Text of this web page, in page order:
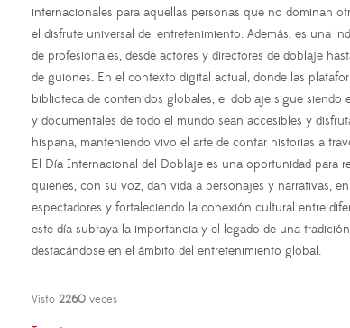
internacionales para aquellas personas que no dominan
el disfrute universal del entretenimiento. Además, es una
de profesionales, desde actores y directores de doblaje
de guiones. En el contexto digital actual, donde las
biblioteca de contenidos globales, el doblaje sigue siendo
y documentales de todo el mundo sean accesibles y
hispana, manteniendo vivo el arte de contar historias a
El Día Internacional del Doblaje es una oportunidad para
quienes, con su voz, dan vida a personajes y narrativas,
espectadores y fortaleciendo la conexión cultural entre
este día subraya la importancia y el legado de una
destacándose en el ámbito del entretenimiento global.
Visto 2260 veces